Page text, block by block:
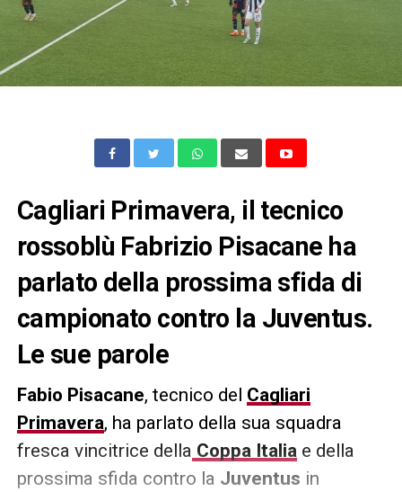
Cagliari Primavera, il tecnico
rossoblù Fabrizio Pisacane ha
parlato della prossima sfida di
campionato contro la Juventus.
Le sue parole
Fabio Pisacane, tecnico del Cagliari
Primavera, ha parlato della sua squadra
fresca vincitrice della Coppa Italiae della
prossima sfida contro la Juventus in